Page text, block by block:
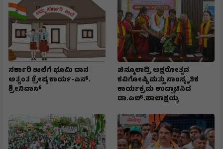
ಸರ್ಕಾರಿ ಶಾಲೆಗೆ ಭೂಮಿ ದಾನ
ಅತ್ಯಂತ ಶ್ರೇಷ್ಠ ಕಾರ್ಯ-ಎನ್.
ಶ್ರೀನಿವಾಸ್
ಚಿನ್ಮೂಲಾದ್ರಿ ಅಕ್ಷರೋತ್ಸವ
ಕವಿಗೋಷ್ಟಿ ಮತ್ತು ಸಾಂಸ್ಕೃತಿಕ
ಕಾರ್ಯಕ್ರಮ ಉದ್ಘಾಟಿಸಿದ
ಡಾ.ಎಲ್.ಪಾಲಾಕ್ಷಯ್ಯ